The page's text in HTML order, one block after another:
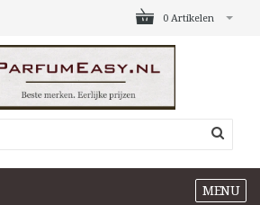
0 Artikelen
MENU